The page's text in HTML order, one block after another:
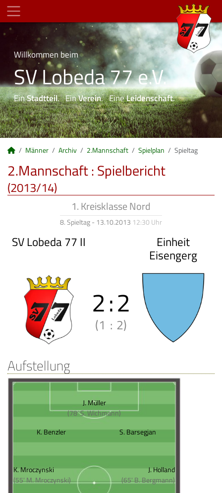
Willkommen beim
SV Lobeda 77 e.V.
EinStadtteil. EinVerein. EineLeidenschaft.
Männer Archiv 2.Mannschaft Spielplan Spieltag
2.Mannschaft :Spielbericht
(2013/14)
1. Kreisklasse Nord
8. Spieltag - 13.10.2013 12:30 Uhr
SV Lobeda 77 II Einheit
Eisengerg
2:2
(1 : 2)
Aufstellung
J. Müller
(78' S. Wichmann)
K. Benzler
S. Barsegjan
K. Mroczynski
(55' M. Mroczynski)
J. Holland
(65' B. Bergmann)